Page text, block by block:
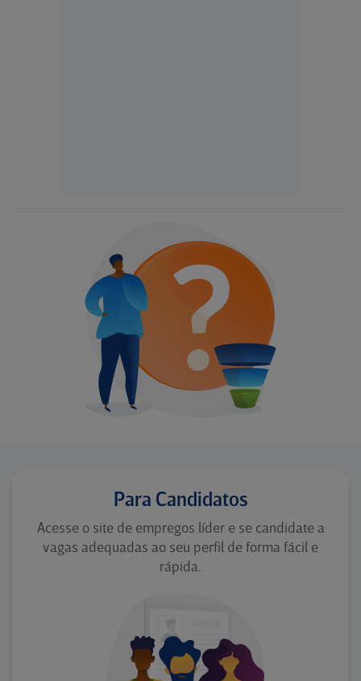
Para Candidatos
Acesse o site de empregos líder e se candidate a
vagas adequadas ao seu perfil de forma fácil e
rápida.